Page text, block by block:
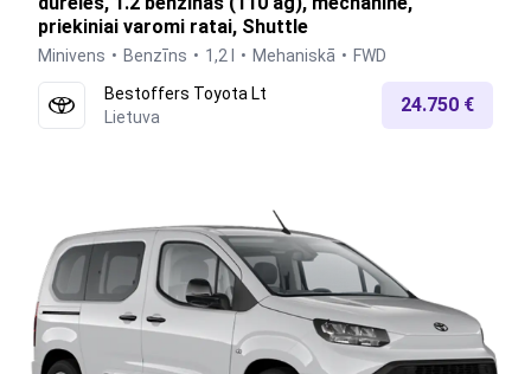
priekiniai varomi ratai, Shuttle
Minivens Benzīns 1,2 l Mehaniskā
FWD
Bestoffers Toyota Lt
Lietuva
24.750 €